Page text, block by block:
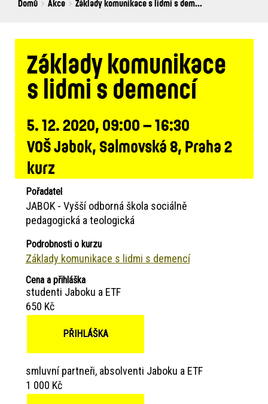
Breadcrumbs
You
Domů Akce Základy komunikace s lidmi s dem...
Základy komunikace
s lidmi s demencí
5. 12. 2020, 09:00 – 16:30
VOŠ Jabok, Salmovská 8, Praha 2
kurz
Pořadatel
JABOK - Vyšší odborná škola sociálně
pedagogická a teologická
Podrobnosti o kurzu
Základy komunikace s lidmi s demencí
Cena a přihláška
studenti Jaboku a ETF
650 Kč
PŘIHLÁŠKA
smluvní partneři, absolventi Jaboku a ETF
1 000 Kč